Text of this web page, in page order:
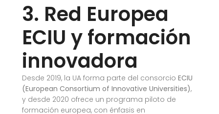
3. Red Europea
ECIU y formación
innovadora
Desde 2019, la UA forma parte del consorcio ECIU
(European Consortium of Innovative Universities),
y desde 2020 ofrece un programa piloto de
formación europea, con énfasis en